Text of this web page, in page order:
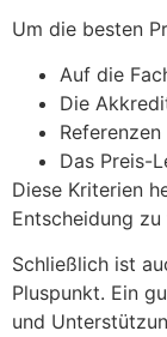
Um die besten
Auf die
Die
Das Preis-
Diese Kriterien
Entscheidung
Schließlich ist
Pluspunkt. Ein
und